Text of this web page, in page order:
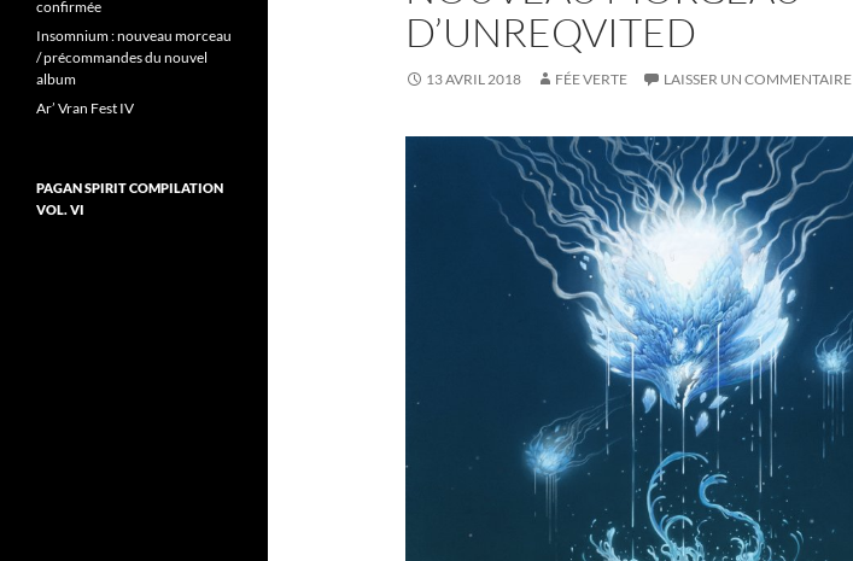
D’UNREQVITED
13 AVRIL 2018 FÉE VERTE LAISSER UN COMMENTAIRE
confirmée
Insomnium : nouveau morceau
/ précommandes du nouvel
album
Ar’ Vran Fest IV
PAGAN SPIRIT COMPILATION
VOL. VI